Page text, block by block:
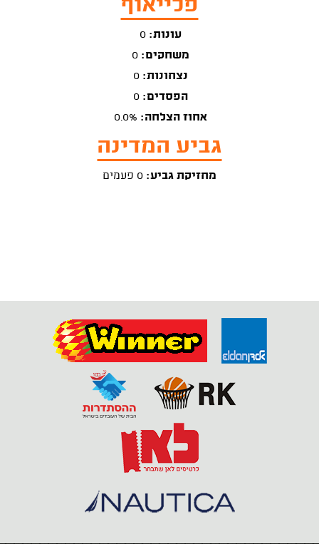
פלייאוף
עונות:
משחקים:
נצחונות:
הפסדים:
אחוז הצלחה:
גביע המדינה
מחזיקת גביע: 0 פעמים